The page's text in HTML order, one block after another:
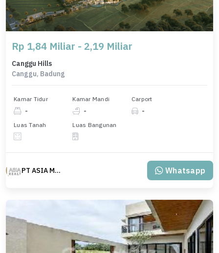
Rp 1,84 Miliar - 2,19 Miliar
Canggu Hills
Canggu, Badung
Kamar Tidur
-
Kamar Mandi
-
Carport
-
Luas Tanah Luas Bangunan
PT ASIA MAS REALTY Whatsapp